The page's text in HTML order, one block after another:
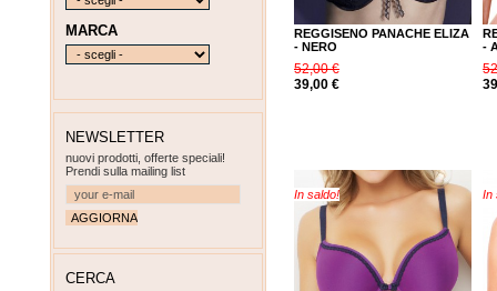
REGGISENO PANACHE ELIZA
- NERO
52,00 €
39,00 €
-
In saldo! In
MARCA
NEWSLETTER
nuovi prodotti, offerte speciali!
Prendi sulla mailing list
CERCA